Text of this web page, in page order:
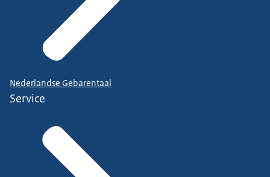
Nederlandse Gebarentaal
Service